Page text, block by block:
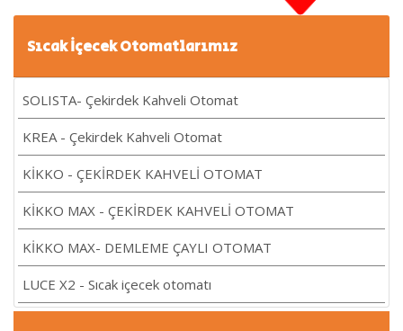
Sıcak İçecek Otomatlarımız
SOLISTA- Çekirdek Kahveli Otomat
KREA - Çekirdek Kahveli Otomat
KİKKO - ÇEKİRDEK KAHVELİ OTOMAT
KİKKO MAX - ÇEKİRDEK KAHVELİ OTOMAT
KİKKO MAX- DEMLEME ÇAYLI OTOMAT
LUCE X2 - Sıcak içecek otomatı